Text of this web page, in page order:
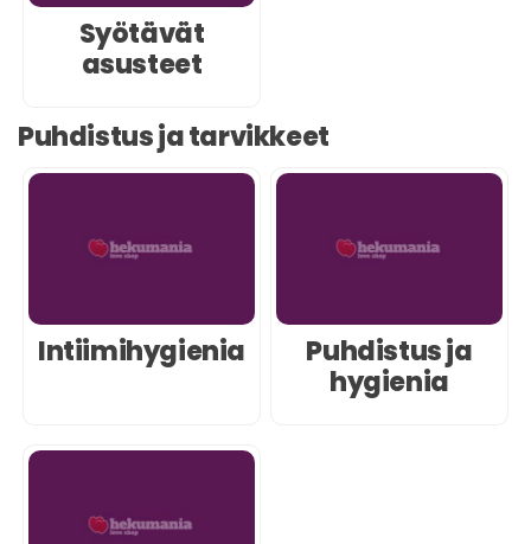
Syötävät
asusteet
Puhdistus ja tarvikkeet
Intiimihygienia
Puhdistus ja
hygienia